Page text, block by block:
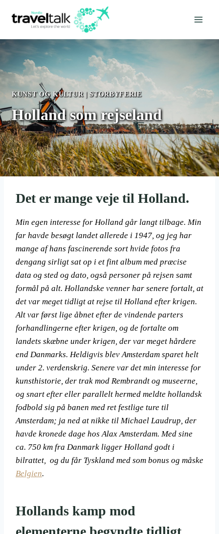
KUNST OG KULTUR|STORBYFERIE
Holland som rejseland
Det er mange veje til Holland.
Min egen interesse for Holland går langt tilbage. Min
far havde besøgt landet allerede i 1947, og jeg har
mange af hans fascinerende sort hvide fotos fra
dengang sirligt sat op i et fint album med præcise
data og sted og dato, også personer på rejsen samt
formål på alt. Hollandske venner har senere fortalt, at
det var meget tidligt at rejse til Holland efter krigen.
Alt var først lige åbnet efter de vindende parters
forhandlingerne efter krigen, og de fortalte om
landets skæbne under krigen, der var meget hårdere
end Danmarks. Heldigvis blev Amsterdam sparet helt
under 2. verdenskrig. Senere var det min interesse for
kunsthistorie, der trak mod Rembrandt og museerne,
og snart efter eller parallelt hermed meldte hollandsk
fodbold sig på banen med ret festlige ture til
Amsterdam; ja ned at nikke til Michael Laudrup, der
havde kronede dage hos Alax Amsterdam. Med sine
ca. 750 km fra Danmark ligger Holland godt i
bilrattet, og du får Tyskland med som bonus og måske
Belgien.
Hollands kamp mod